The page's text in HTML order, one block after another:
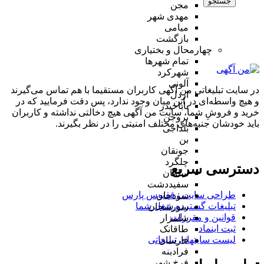
مجن
مهدی شهر
میامی
بازگشت
چهارمحال و بختیاری
تمام شهر‌ها
شهرکرد
آلونی
اردل
باباحیدر
بروجن
بلداجی
بن
جونقان
چلگرد
سامان
سفیددشت
سودجان
سورشجان
شلمزار
طاقانک
فارسان
فرادبنه
در سایت تبلیغاتی من آگهی کاربران مستقیما با هم تماس می‌گیرند
و هیچ واسطه‌ای در این میان وجود ندارد، پس دقت فرمایید که در
خرید و فروشِ شما، سایت من آگهی هیچ دخالتی نداشته و کاربران
باید خودشان جنبه‌های مختلف امنیتی را در نظر بگیرند.
دسترسی سریع
طراحی سایت :‌ ققنوس پارس
تبلیغات گسترده شغل شما
قوانین و مقررات
ثبت اینماد
لیست سایتهای تبلیغاتی